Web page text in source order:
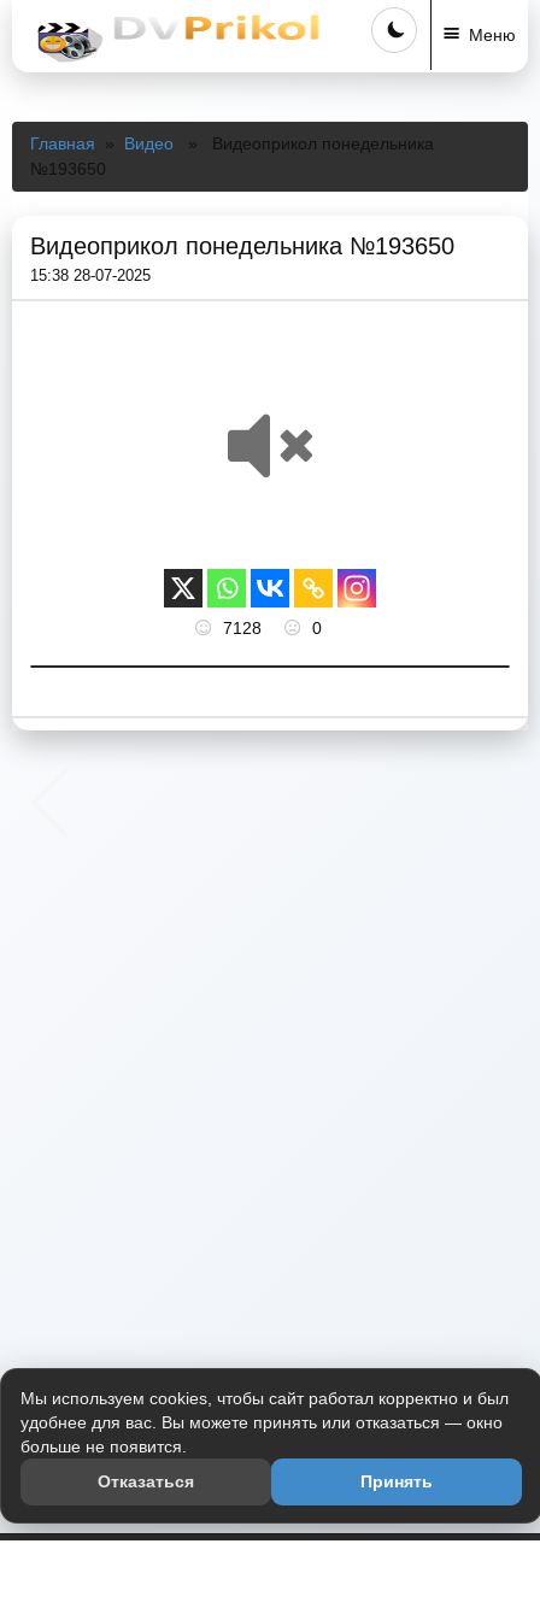
Меню
Главная » Видео » Видеоприкол понедельника
№193650
Видеоприкол понедельника №193650
15:38 28-07-2025
7128 0
Мы используем cookies, чтобы сайт работал корректно и был
удобнее для вас. Вы можете принять или отказаться — окно
больше не появится.
Отказаться
Принять